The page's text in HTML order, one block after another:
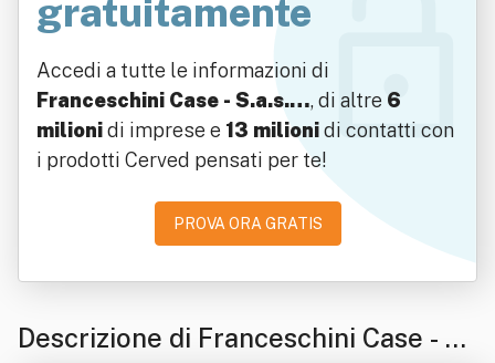
gratuitamente
Accedi a tutte le informazioni di
Franceschini Case - S.a.s.…, di altre 6
milionidi imprese e 13 milionidi contatti con
i prodotti Cerved pensati per te!
PROVA ORA GRATIS
Descrizione di Franceschini Case - S.